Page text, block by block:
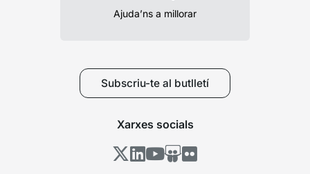
Ajuda’ns a millorar
Subscriu-te al butlletí
Xarxes socials